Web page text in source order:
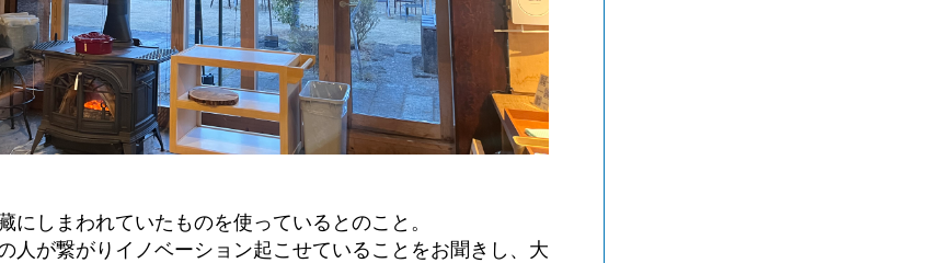
にしまわれていたものを使っているとのこと。
人が繋がりイノベーション起こせていることをお聞きし、大